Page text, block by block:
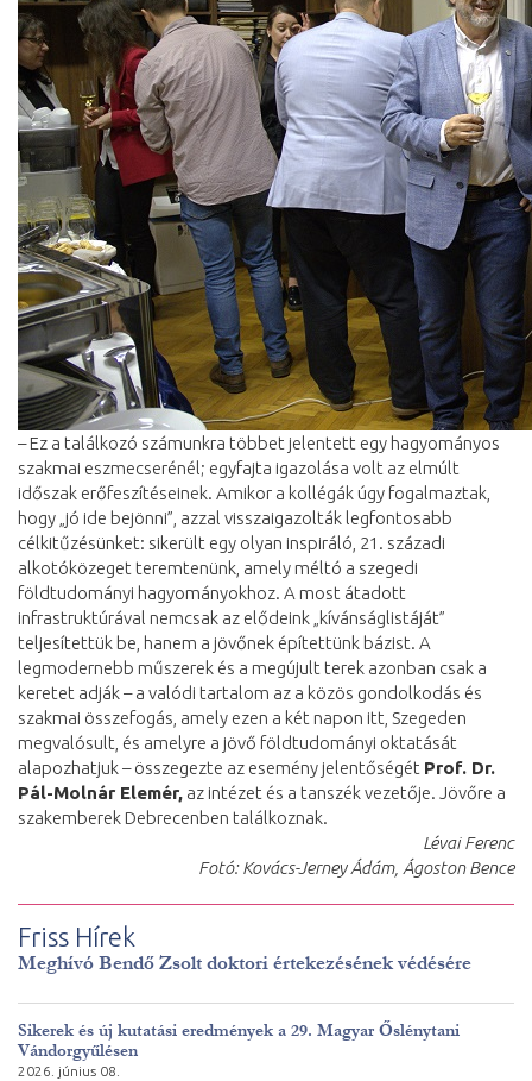
– Ez a találkozó számunkra többet jelentett egy hagyományos
szakmai eszmecserénél; egyfajta igazolása volt az elmúlt
időszak erőfeszítéseinek. Amikor a kollégák úgy fogalmaztak,
hogy „jó ide bejönni”, azzal visszaigazolták legfontosabb
célkitűzésünket: sikerült egy olyan inspiráló, 21. századi
alkotóközeget teremtenünk, amely méltó a szegedi
földtudományi hagyományokhoz. A most átadott
infrastruktúrával nemcsak az elődeink „kívánságlistáját”
teljesítettük be, hanem a jövőnek építettünk bázist. A
legmodernebb műszerek és a megújult terek azonban csak a
keretet adják – a valódi tartalom az a közös gondolkodás és
szakmai összefogás, amely ezen a két napon itt, Szegeden
megvalósult, és amelyre a jövő földtudományi oktatását
alapozhatjuk – összegezte az esemény jelentőségét Prof. Dr.
Pál-Molnár Elemér, az intézet és a tanszék vezetője. Jövőre a
szakemberek Debrecenben találkoznak.
Lévai Ferenc
Fotó: Kovács-Jerney Ádám, Ágoston Bence
Friss Hírek
Meghívó Bendő Zsolt doktori értekezésének védésére
Sikerek és új kutatási eredmények a 29. Magyar Őslénytani
Vándorgyűlésen
2026. június 08.